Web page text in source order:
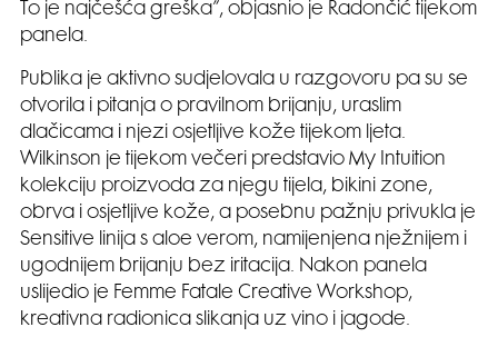
To je najčešća greška”, objasnio je Radončić tijekom
panela.
Publika je aktivno sudjelovala u razgovoru pa su se
otvorila i pitanja o pravilnom brijanju, uraslim
dlačicama i njezi osjetljive kože tijekom ljeta.
Wilkinson je tijekom večeri predstavio My Intuition
kolekciju proizvoda za njegu tijela, bikini zone,
obrva i osjetljive kože, a posebnu pažnju privukla je
Sensitive linija s aloe verom, namijenjena nježnijem i
ugodnijem brijanju bez iritacija. Nakon panela
uslijedio je Femme Fatale Creative Workshop,
kreativna radionica slikanja uz vino i jagode.